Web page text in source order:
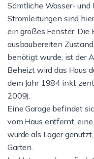
Sämtliche Wasser- und
Stromleitungen sind
ein großes Fenster.
ausbaubereiten
benötigt wurde, ist der
Beheizt wird das Haus
dem Jahr 1984 inkl.
2009).
Eine Garage befindet
vom Haus entfernt,
wurde als Lager
Garten.